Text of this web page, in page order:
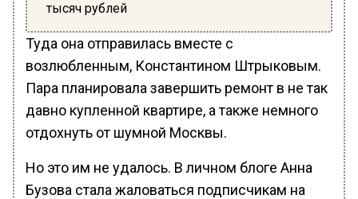
тысяч рублей
Туда она отправилась вместе с
возлюбленным, Константином Штрыковым.
Пара планировала завершить ремонт в не так
давно купленной квартире, а также немного
отдохнуть от шумной Москвы.
Но это им не удалось. В личном блоге Анна
Бузова стала жаловаться подписчикам на